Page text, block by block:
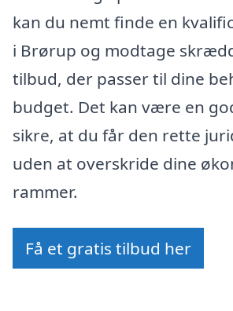
kan du nemt finde en
i Brørup og modtage
tilbud, der passer til dine
budget. Det kan være en
sikre, at du får den rette
uden at overskride dine
rammer.
Få et gratis tilbud her